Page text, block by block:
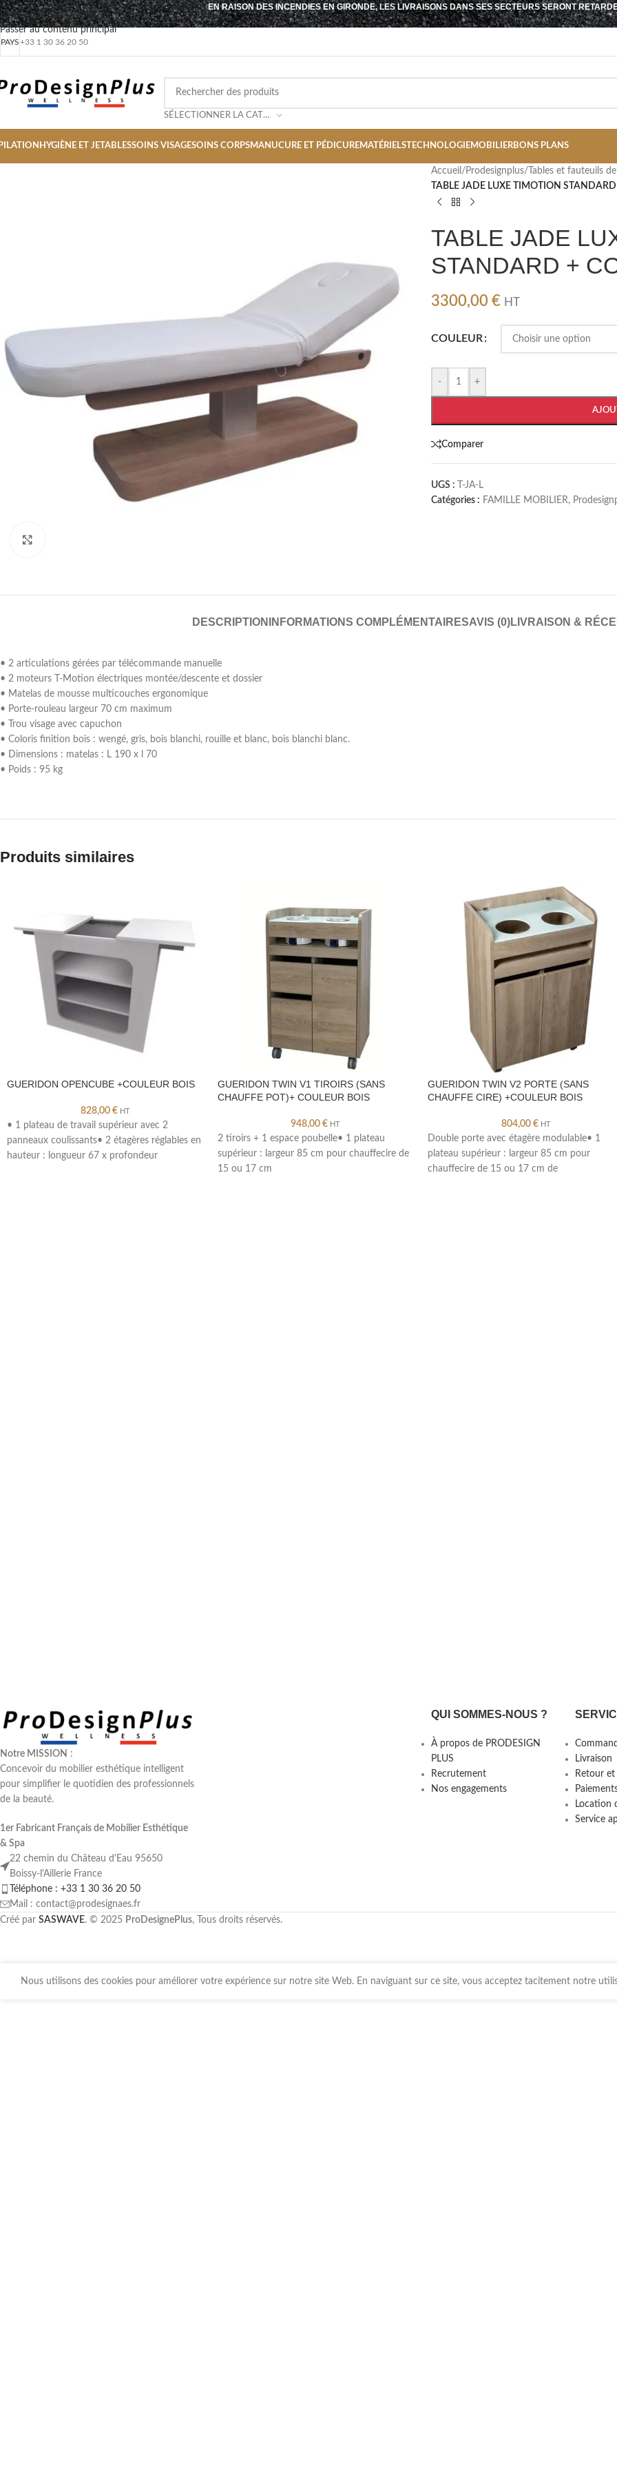
Passer à la navigation
Passer au contenu principal
EN RAISON DES INCENDIES EN GIRONDE, LES LIVRAISONS DANS SES SECTEURS SERONT
PAYS+33 1 30 36 20 50
SÉLECTIONNER LA CATÉGORIE
HYGIÈNE ET JETABLESSOINS VISAGESOINS CORPSMANUCURE ET PÉDICUREMATÉRIELSTECHNOLOGIEMOBILIERBONS PLANS
Accueil / Prodesignplus/ Tables et fauteuils
TABLE JADE LUXE TIMOTION
TABLE JADE
STANDARD +
3300,00 € HT
COULEUR
- +
Comparer
UGS :
T-JA-L
Catégories : FAMILLE MOBILIER,
DESCRIPTION INFORMATIONS COMPLÉMENTAIRESAVIS (0)LIVRAISON &
• 2 articulations gérées par télécommande manuelle
• 2 moteurs T-Motion électriques montée/descente et dossier
• Matelas de mousse multicouches ergonomique
• Porte-rouleau largeur 70 cm maximum
• Trou visage avec capuchon
• Coloris finition bois : wengé, gris, bois blanchi, rouille et blanc, bois blanchi blanc.
• Dimensions : matelas : L 190 x l 70
• Poids : 95 kg
Produits similaires
GUERIDON OPENCUBE +COULEUR BOIS
828,00 € HT
• 1 plateau de travail supérieur avec 2
panneaux coulissants• 2 étagères réglables en
hauteur : longueur 67 x profondeur
GUERIDON TWIN V1 TIROIRS (SANS
CHAUFFE POT)+ COULEUR BOIS
948,00€ HT
2 tiroirs + 1 espace poubelle• 1 plateau
supérieur : largeur 85 cm pour chauffecire de
15 ou 17 cm
GUERIDON TWIN V2 PORTE (SANS
CHAUFFE CIRE) +COULEUR BOIS
804,00 € HT
Double porte avec étagère modulable• 1
plateau supérieur : largeur 85 cm pour
chauffecire de 15 ou 17 cm de
Notre MISSION :
Concevoir du mobilier esthétique intelligent
pour simplifier le quotidien des professionnels
de la beauté.
1er Fabricant Français de Mobilier Esthétique
& Spa
22 chemin du Château d'Eau 95650
Boissy-l'Aillerie France
Téléphone : +33 1 30 36 20 50
Mail : contact@prodesignaes.fr
QUI SOMMES-NOUS ?
À propos de PRODESIGN
PLUS
Recrutement
Nos engagements
Livraison
Retour et
Location
Service
Créé par SASWAVE. © 2025 ProDesignePlus, Tous droits réservés.
Nous utilisons des cookies pour améliorer votre expérience sur notre site Web. En naviguant sur ce site, vous acceptez tacitement notre